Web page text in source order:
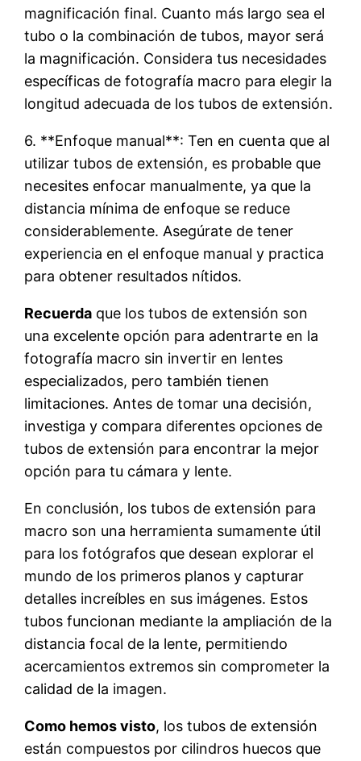
magnificación final. Cuanto más largo sea el
tubo o la combinación de tubos, mayor será
la magnificación. Considera tus necesidades
específicas de fotografía macro para elegir la
longitud adecuada de los tubos de extensión.
6. **Enfoque manual**: Ten en cuenta que al
utilizar tubos de extensión, es probable que
necesites enfocar manualmente, ya que la
distancia mínima de enfoque se reduce
considerablemente. Asegúrate de tener
experiencia en el enfoque manual y practica
para obtener resultados nítidos.
Recuerda que los tubos de extensión son
una excelente opción para adentrarte en la
fotografía macro sin invertir en lentes
especializados, pero también tienen
limitaciones. Antes de tomar una decisión,
investiga y compara diferentes opciones de
tubos de extensión para encontrar la mejor
opción para tu cámara y lente.
En conclusión, los tubos de extensión para
macro son una herramienta sumamente útil
para los fotógrafos que desean explorar el
mundo de los primeros planos y capturar
detalles increíbles en sus imágenes. Estos
tubos funcionan mediante la ampliación de la
distancia focal de la lente, permitiendo
acercamientos extremos sin comprometer la
calidad de la imagen.
Como hemos visto, los tubos de extensión
están compuestos por cilindros huecos que